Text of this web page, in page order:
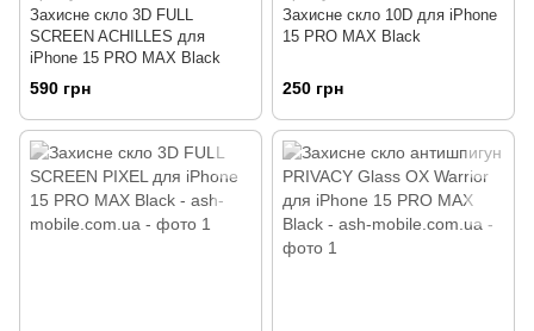
Захисне скло 3D FULL
SCREEN ACHILLES для
iPhone 15 PRO MAX Black
590 грн
Захисне скло 10D для iPhone
15 PRO MAX Black
250 грн